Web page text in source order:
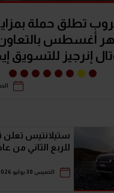
توقع شراكة
جنيه
ستيلانتيس تعلن
للربع الثاني من عام
الخميس 30 يوليو 2026